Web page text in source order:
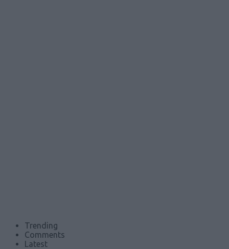
Trending
Comments
Latest